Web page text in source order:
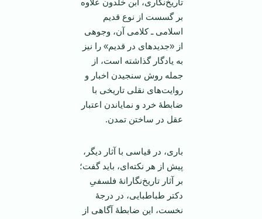
تاریخ‌نگاری، ابن خلدون علاوه
بر گسست از نوع قدیم
اسلامی ـ کلامی آن، وجوهی
از «جدیدهای در قدیم» را نیز
به یادگار گذاشته است، از
جمله روش سنجیدن اخبار و
روایت‌های نقلی تاریخی با
ضابطۀ خرد و نمایاندن اعتبار
عقل در ساختن تمدن.
باری، در قیاسی با آثار دیگر،
پیش از هر نکته‌ای، باید گفت؛
بر آثار تاریخ‌نگارانۀ فلسفیِ
دکتر طباطبایی، در درجۀ
نخست، این ضابطۀ آگاهی از